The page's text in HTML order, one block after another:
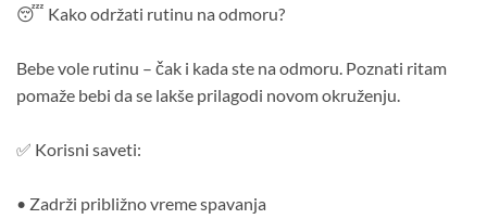
😴 Kako održati rutinu na odmoru?
Bebe vole rutinu – čak i kada ste na odmoru. Poznati ritam
pomaže bebi da se lakše prilagodi novom okruženju.
✅ Korisni saveti:
• Zadrži približno vreme spavanja